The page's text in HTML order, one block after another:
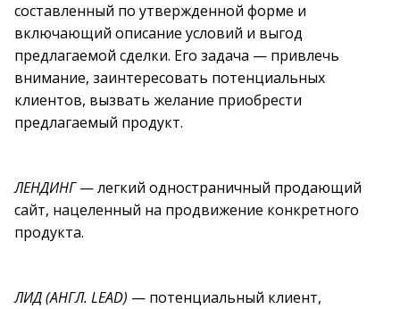
составленный по утвержденной форме и
включающий описание условий и выгод
предлагаемой сделки. Его задача — привлечь
внимание, заинтересовать потенциальных
клиентов, вызвать желание приобрести
предлагаемый продукт.
ЛЕНДИНГ— легкий одностраничный продающий
сайт, нацеленный на продвижение конкретного
продукта.
ЛИД (АНГЛ. LEAD) — потенциальный клиент,